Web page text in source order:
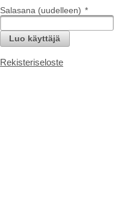
Salasana (uudelleen) *
Luo käyttäjä
Rekisteriseloste